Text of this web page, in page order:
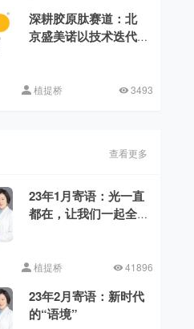
深耕胶原肽赛道：北
京盛美诺以技术迭代
植提桥 3493
查看更多
23年1月寄语：光一直
都在，让我们一起全
植提桥 41896
23年2月寄语：新时代
的“语境”